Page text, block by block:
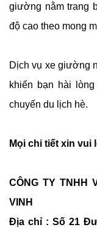
giường nằm trang
độ cao theo mong
Dịch vụ xe giường
khiến bạn hài
chuyến du lịch hè.
Mọi chi tiết xin vui
CÔNG TY TNHH
VINH
Địa chỉ : Số 21